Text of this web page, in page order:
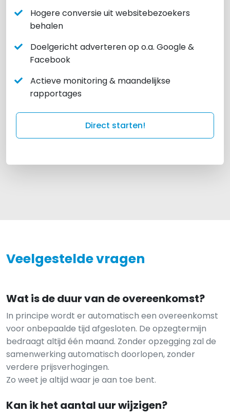
Hogere conversie uit websitebezoekers
behalen
Doelgericht adverteren op o.a. Google &
Facebook
Actieve monitoring & maandelijkse
rapportages
Direct starten!
Veelgestelde vragen
Wat is de duur van de overeenkomst?
In principe wordt er automatisch een overeenkomst
voor onbepaalde tijd afgesloten. De opzegtermijn
bedraagt altijd één maand. Zonder opzegging zal de
samenwerking automatisch doorlopen, zonder
verdere prijsverhogingen.
Zo weet je altijd waar je aan toe bent.
Kan ik het aantal uur wijzigen?